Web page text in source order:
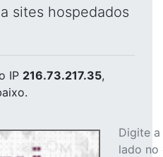
sites hospedados
IP 216.73.217.35,
Digite
lado no